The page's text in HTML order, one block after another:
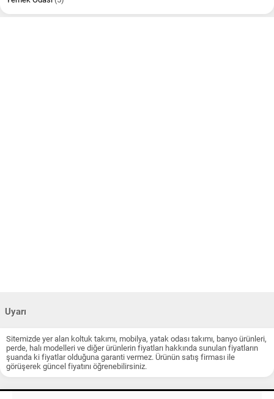
Uyarı
Sitemizde yer alan koltuk takımı, mobilya, yatak odası takımı, banyo ürünleri,
perde, halı modelleri ve diğer ürünlerin fiyatları hakkında sunulan fiyatların
şuanda ki fiyatlar olduğuna garanti vermez. Ürünün satış firması ile
görüşerek güncel fiyatını öğrenebilirsiniz.